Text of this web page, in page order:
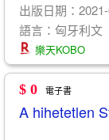
出版日期：
語言：匈牙利文
樂天KOBO
$ 0 電子書
A hihetetlen